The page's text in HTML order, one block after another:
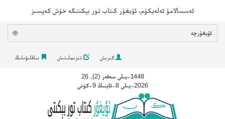
ئەسسالامۇ ئەلەيكۇم، ئۇيغۇر كىتاب تور بېكىتىگە خۇش كەپسىز
ئۇيغۇرچە 🌐
كىرىش تىزىملىتىش ساقلىۋىلىڭ
1448-يىلى سەفەر (2), 26
2026-يىلى 8-ئاينىڭ 9-كۈنى